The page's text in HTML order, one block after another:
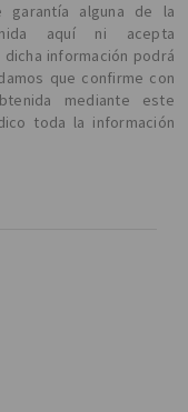
garantía alguna de la
aquí ni acepta
información podrá
que confirme con
mediante este
toda la información